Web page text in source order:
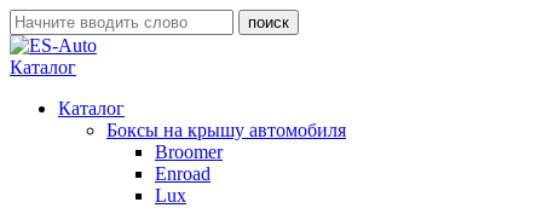
Каталог
Каталог
Боксы на крышу автомобиля
Broomer
Enroad
Lux